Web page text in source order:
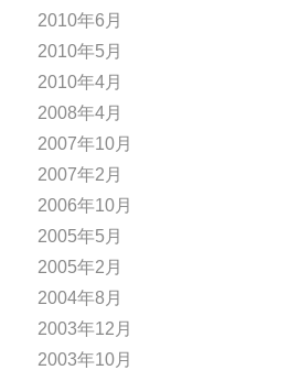
2010年6月
2010年5月
2010年4月
2008年4月
2007年10月
2007年2月
2006年10月
2005年5月
2005年2月
2004年8月
2003年12月
2003年10月